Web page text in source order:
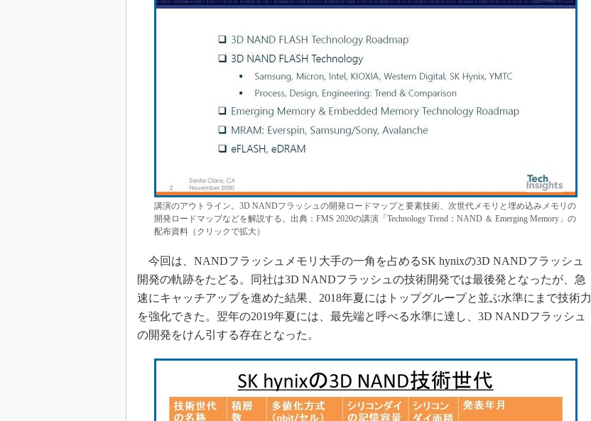
講演のアウトライン。3D NANDフラッシュの開発ロードマップと要素技術、次世代メモリと埋め込みメモリの
開発ロードマップなどを解説する。出典：FMS 2020の講演「Technology Trend：NAND ＆ Emerging Memory」の
配布資料（クリックで拡大）
今回は、NANDフラッシュメモリ大手の一角を占めるSK hynixの3D NANDフラッシュ
開発の軌跡をたどる。同社は3D NANDフラッシュの技術開発では最後発となったが、急
速にキャッチアップを進めた結果、2018年夏にはトップグループと並ぶ水準にまで技術力
を強化できた。翌年の2019年夏には、最先端と呼べる水準に達し、3D NANDフラッシュ
の開発をけん引する存在となった。